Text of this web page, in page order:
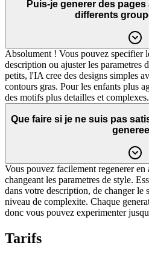
Puis-je generer des
differents
Absolument ! Vous pouvez specifier
description ou ajuster les parametres
petits, l'IA cree des designs simples
contours gras. Pour les enfants plus
des motifs plus detailles et complexes.
Que faire si je ne suis pas
Vous pouvez facilement regenerer en
changeant les parametres de style.
dans votre description, de changer le
niveau de complexite. Chaque
donc vous pouvez experimenter
Tarifs